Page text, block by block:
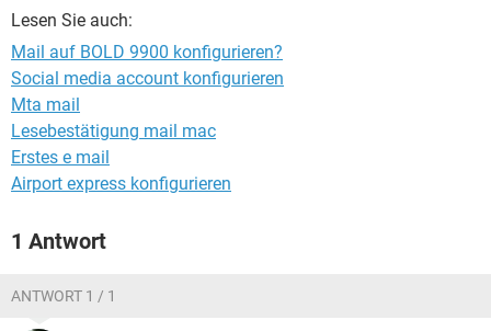
Lesen Sie auch:
Mail auf BOLD 9900 konfigurieren?
Social media account konfigurieren
Mta mail
Lesebestätigung mail mac
Erstes e mail
Airport express konfigurieren
1 Antwort
ANTWORT 1 / 1